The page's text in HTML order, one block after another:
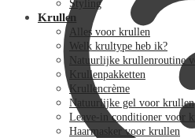
Styling
Krullen
Alles voor krullen
Welk krultype heb ik?
Natuurlijke krullenroutine
Krullenpakketten
Krullencrème
Natuurlijke gel voor krullen
Leave-in conditioner voor
Haarmasker voor krullen